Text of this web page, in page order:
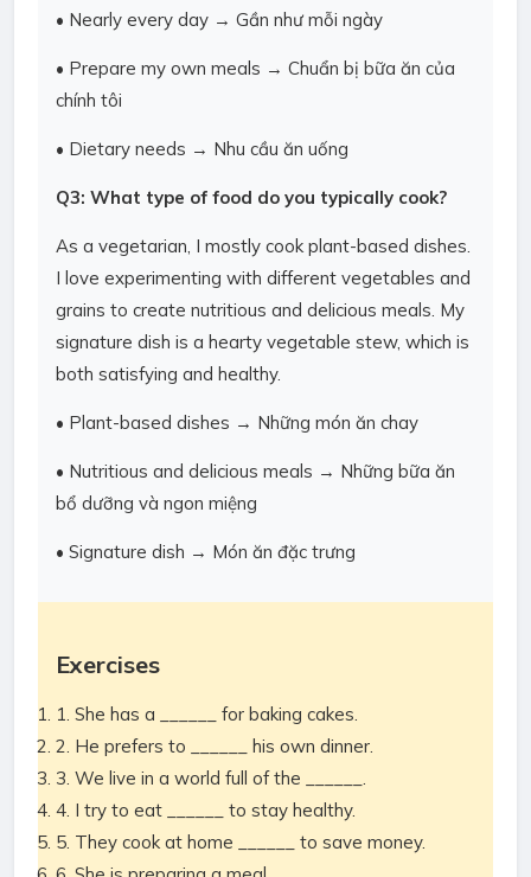
• Nearly every day → Gần như mỗi ngày
• Prepare my own meals → Chuẩn bị bữa ăn của
chính tôi
• Dietary needs → Nhu cầu ăn uống
Q3: What type of food do you typically cook?
As a vegetarian, I mostly cook plant-based dishes.
I love experimenting with different vegetables and
grains to create nutritious and delicious meals. My
signature dish is a hearty vegetable stew, which is
both satisfying and healthy.
• Plant-based dishes → Những món ăn chay
• Nutritious and delicious meals → Những bữa ăn
bổ dưỡng và ngon miệng
• Signature dish → Món ăn đặc trưng
Exercises
1. She has a ______ for baking cakes.
2. He prefers to ______ his own dinner.
3. We live in a world full of the ______.
4. I try to eat ______ to stay healthy.
5. They cook at home ______ to save money.